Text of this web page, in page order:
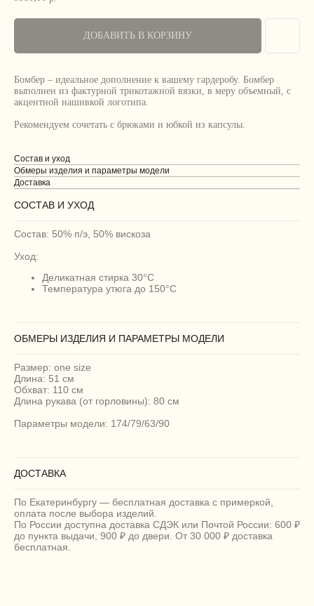
ДОБАВИТЬ В КОРЗИНУ
Бомбер – идеальное дополнение к вашему гардеробу. Бомбер
выполнен из фактурной трикотажной вязки, в меру объемный, с
акцентной нашивкой логотипа.
Рекомендуем сочетать с брюками и юбкой из капсулы.
Состав и уход
Обмеры изделия и параметры модели
Доставка
СОСТАВ И УХОД
Состав: 50% п/э, 50% вискоза
Уход:
Деликатная стирка 30°C
Температура утюга до 150°C
ОБМЕРЫ ИЗДЕЛИЯ И ПАРАМЕТРЫ МОДЕЛИ
Размер: one size
Длина: 51 см
Обхват: 110 см
Длина рукава (от горловины): 80 см
Параметры модели: 174/79/63/90
ДОСТАВКА
По Екатеринбургу — бесплатная доставка с примеркой,
оплата после выбора изделий.
По России доступна доставка СДЭК или Почтой России: 600 ₽
до пункта выдачи, 900 ₽ до двери. От 30 000 ₽ доставка
бесплатная.